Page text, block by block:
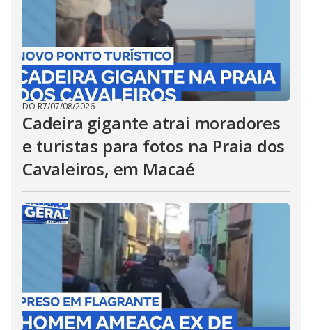
DO R7/07/08/2026
Cadeira gigante atrai moradores
e turistas para fotos na Praia dos
Cavaleiros, em Macaé